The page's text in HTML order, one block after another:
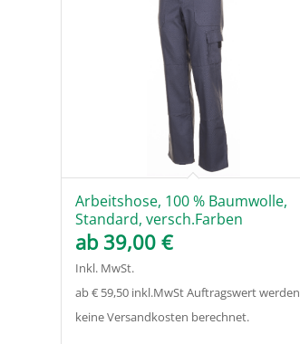
Arbeitshose, 100 % Baumwolle,
Standard, versch.Farben
ab 39,00 €
Inkl. MwSt.
ab € 59,50 inkl.MwSt Auftragswert werden
keine Versandkosten berechnet.